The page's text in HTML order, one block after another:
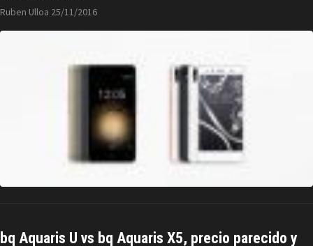
Ruben Ulloa 25/11/2016
bq Aquaris U vs bq Aquaris X5, precio parecido y